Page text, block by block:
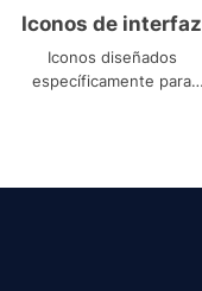
Iconos de interfaz
Iconos diseñados
específicamente para